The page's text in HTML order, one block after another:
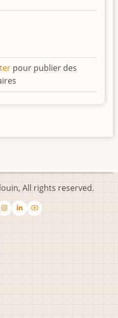
pour publier des
All rights reserved.